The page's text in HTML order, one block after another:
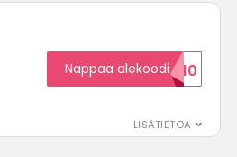
LISÄTIETOA
Nappaa alekoodi
ALENNUSKOODID10